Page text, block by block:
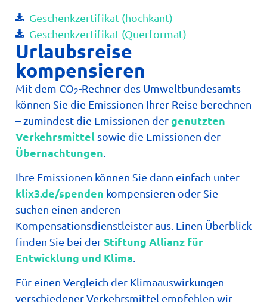
Geschenkzertifikat (hochkant)
Geschenkzertifikat (Querformat)
Urlaubsreise
kompensieren
Mit dem CO2-Rechner des Umweltbundesamts
können Sie die Emissionen Ihrer Reise berechnen
– zumindest die Emissionen dergenutzten
Verkehrsmittel sowie die Emissionen der
Übernachtungen
Ihre Emissionen können Sie dann einfach unter
klix3.de/spenden kompensieren oder Sie
suchen einen anderen
Kompensationsdienstleister aus. Einen Überblick
finden Sie bei derStiftung Allianz für
Entwicklung und Klima
Für einen Vergleich der Klimaauswirkungen
verschiedener Verkehrsmittel empfehlen wir